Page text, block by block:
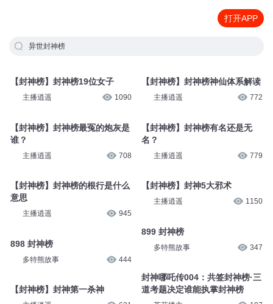
打开APP
异世封神榜
【封神榜】封神榜19位女子
主播逍遥 1090
【封神榜】封神榜最冤的炮灰是
谁？
主播逍遥 708
【封神榜】封神榜的根行是什么
意思
主播逍遥 945
898 封神榜
多特熊故事 444
【封神榜】封神第一杀神
【封神榜】封神榜神仙体系解读
主播逍遥 772
【封神榜】封神榜有名还是无
名？
主播逍遥 779
【封神榜】封神5大邪术
主播逍遥 1150
899 封神榜
多特熊故事 347
封神哪吒传004：共签封神榜·三
道考题决定谁能执掌封神榜